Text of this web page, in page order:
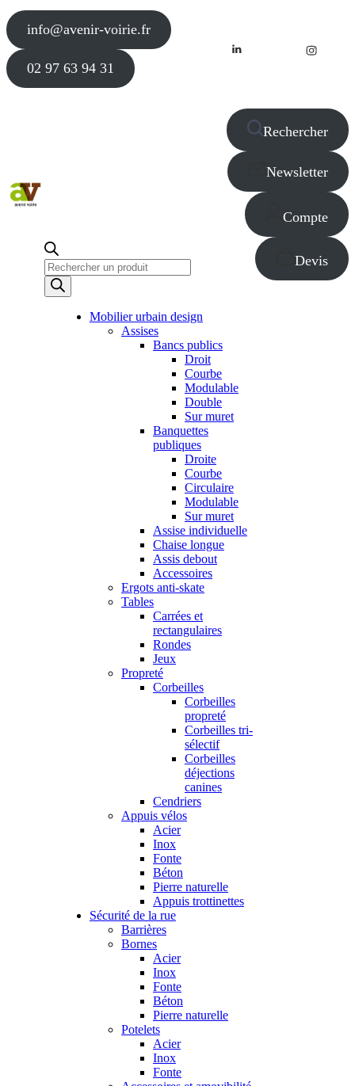
info@avenir-voirie.fr
02 97 63 94 31
Recherche
de
produits
Rechercher
Newsletter
Compte
Devis
Mobilier urbain design
Assises
Bancs publics
Droit
Courbe
Modulable
Double
Sur muret
Banquettes
publiques
Droite
Courbe
Circulaire
Modulable
Sur muret
Assise individuelle
Chaise longue
Assis debout
Accessoires
Ergots anti-skate
Tables
Carrées et
rectangulaires
Rondes
Jeux
Propreté
Corbeilles
Corbeilles
propreté
Corbeilles tri-
sélectif
Corbeilles
déjections
canines
Cendriers
Appuis vélos
Acier
Inox
Fonte
Béton
Pierre naturelle
Appuis trottinettes
Sécurité de la rue
Barrières
Bornes
Acier
Inox
Fonte
Béton
Pierre naturelle
Potelets
Acier
Inox
Fonte